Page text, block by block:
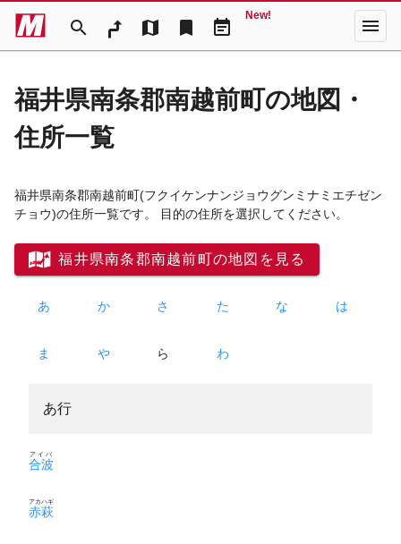
search map bookmark event_note
New! menu
福井県南条郡南越前町の地図・
住所一覧
福井県南条郡南越前町(フクイケンナンジョウグンミナミエチゼン
チョウ)の住所一覧です。 目的の住所を選択してください。
福井県南条郡南越前町の地図を見る
あ か さ た な は
ま や ら わ
あ行
合波
アイバ
赤萩
アカハギ